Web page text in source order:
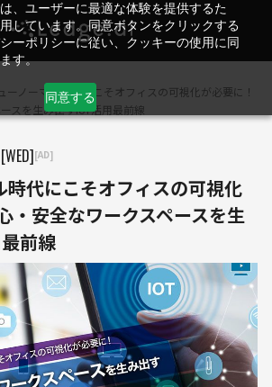
、ユーザーに最適な体験を提供するた
しています。同意ボタンをクリックする
ーポリシーに従い、クッキーの使用に同
す。
同意する
ーノーマル時代にこそオフィスの可視化が必要に！
スを生み出すIoT活用最前線
[WED][AD]
時代にこそオフィスの可視化
・安全なワークスペースを生
前線